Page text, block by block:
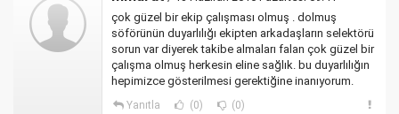
çok güzel bir ekip çalışması olmuş . dolmuş
söförünün duyarlılığı ekipten arkadaşların selektörü
sorun var diyerek takibe almaları falan çok güzel bir
çalışma olmuş herkesin eline sağlık. bu duyarlılığın
hepimizce gösterilmesi gerektiğine inanıyorum.
Yanıtla (0) (0)